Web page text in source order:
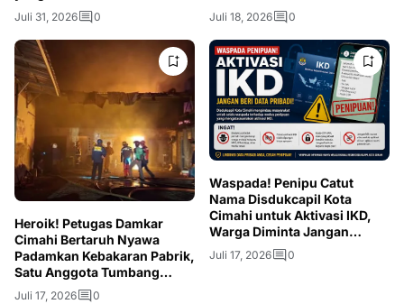
Juli 31, 2026 0 Juli 18, 2026 0
Heroik! Petugas Damkar
Cimahi Bertaruh Nyawa
Padamkan Kebakaran Pabrik,
Satu Anggota Tumbang
Akibat Asap
Juli 17, 2026 0
Waspada! Penipu Catut
Nama Disdukcapil Kota
Cimahi untuk Aktivasi IKD,
Warga Diminta Jangan
Berikan OTP
Juli 17, 2026 0